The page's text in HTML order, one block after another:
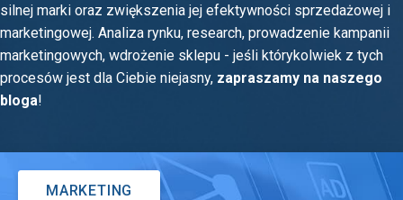
silnej marki oraz zwiększenia jej efektywności sprzedażowej i
marketingowej. Analiza rynku, research, prowadzenie kampanii
marketingowych, wdrożenie sklepu - jeśli którykolwiek z tych
procesów jest dla Ciebie niejasny, zapraszamy na naszego
bloga!
MARKETING